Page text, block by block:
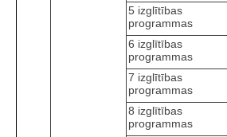
5 izglītības
programmas
6 izglītības
programmas
7 izglītības
programmas
8 izglītības
programmas